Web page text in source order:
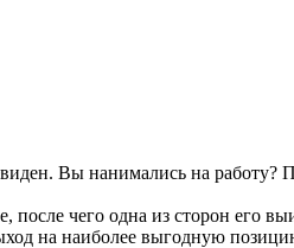
Вы нанимались на
после чего одна из сторон его
на наиболее выгодную